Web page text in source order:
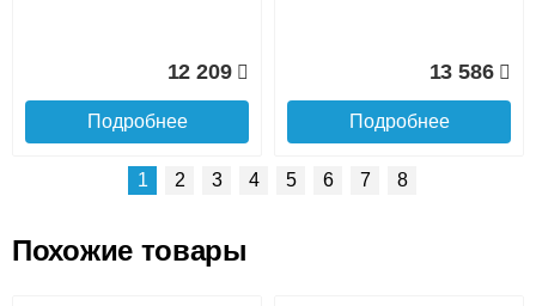
12 209
Подробнее
13 586
Подробнее
1 2 3 4 5 6 7 8
Похожие товары